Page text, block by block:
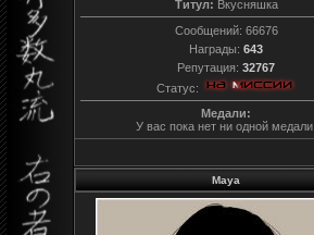
Титул: Вкусняшка
Сообщений: 66676
Награды: 643
Репутация: 32767
Статус:
Медали:
У вас пока нет ни одной медали.
Maya